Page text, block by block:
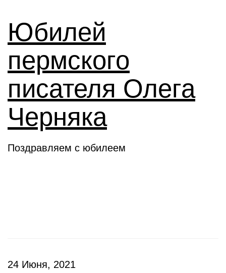
Юбилей
пермского
писателя Олега
Черняка
Поздравляем с юбилеем
24 Июня, 2021